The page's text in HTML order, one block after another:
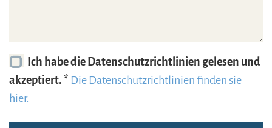
Ich habe die Datenschutzrichtlinien gelesen und
akzeptiert. * Die Datenschutzrichtlinien finden sie
hier.